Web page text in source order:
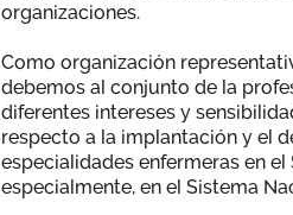
organizaciones.
Como organización
debemos al conjunto de la
diferentes intereses y
respecto a la implantación y el
especialidades enfermeras en el
especialmente, en el Sistema